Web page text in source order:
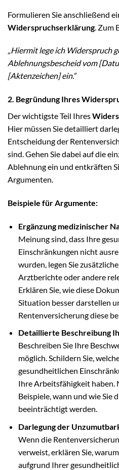
Formulieren Sie anschließend
Widerspruchserklärung. Zum
„Hiermit lege ich Widerspruch
Ablehnungsbescheid vom
[Aktenzeichen] ein.“
2. Begründung Ihres
Der wichtigste Teil Ihres
Hier müssen Sie detailliert
Entscheidung der
sind. Gehen Sie dabei auf die
Ablehnung ein und entkräften
Argumenten.
Beispiele für Argumente:
Ergänzung medizinischer
Meinung sind, dass Ihre
Einschränkungen nicht
wurden, legen Sie
Arztberichte oder andere
Erklären Sie, wie diese
Situation besser darstellen
Rentenversicherung diese
Detaillierte Beschreibung
Beschreiben Sie Ihre
möglich. Schildern Sie,
gesundheitlichen
Ihre Arbeitsfähigkeit haben.
Beispiele, wann und wie Sie
beeinträchtigt werden.
Darlegung der
Wenn die
verweist, erklären Sie,
aufgrund Ihrer